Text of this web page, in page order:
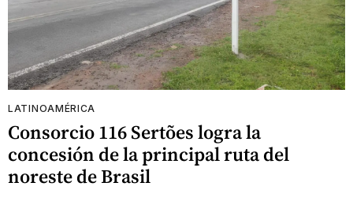
LATINOAMÉRICA
Consorcio 116 Sertões logra la
concesión de la principal ruta del
noreste de Brasil